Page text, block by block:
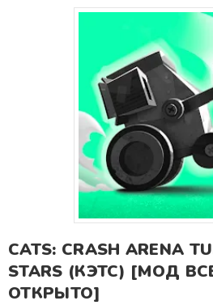
CATS: CRASH ARENA
STARS (КЭТС) [МОД
ОТКРЫТО]